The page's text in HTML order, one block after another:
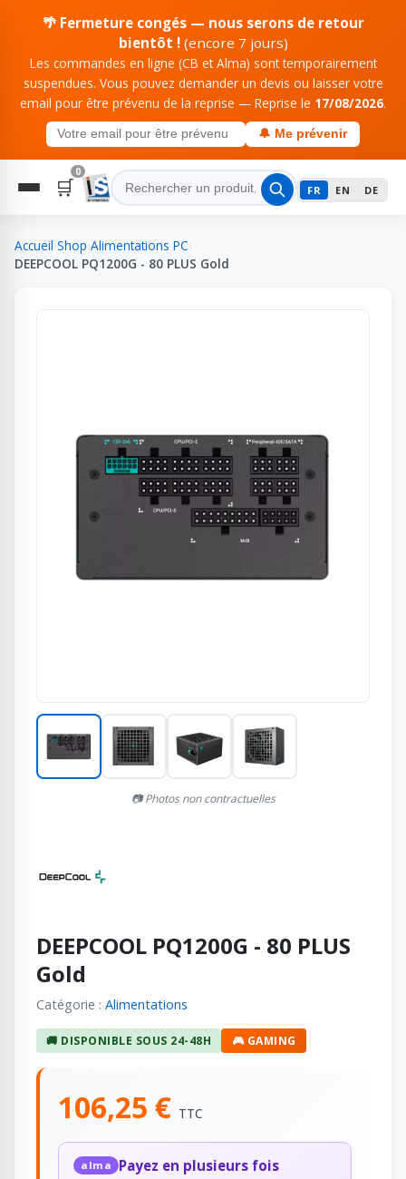
🌴 Fermeture congés — nous serons de retour
bientôt !(encore 7 jours)
Les commandes en ligne (CB et Alma) sont temporairement
suspendues. Vous pouvez demander un devis ou laisser votre
email pour être prévenu de la reprise — Reprise le 17/08/2026.
🔔 Me prévenir
🛒
0
FR EN DE
Accueil Shop Alimentations PC
DEEPCOOL PQ1200G - 80 PLUS Gold
📷 Photos non contractuelles
DEEPCOOL PQ1200G - 80 PLUS
Gold
Catégorie : Alimentations
🚚 DISPONIBLE SOUS 24-48H 🎮 GAMING
106,25 € TTC
alma Payez en plusieurs fois